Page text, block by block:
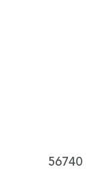
56740